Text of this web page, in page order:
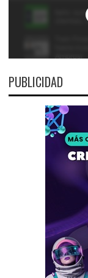
PUBLICIDAD